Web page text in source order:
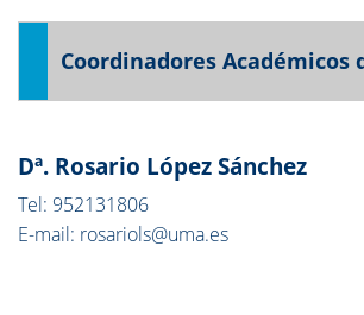
Coordinadores Académicos
Dª. Rosario López Sánchez
Tel: 952131806
E-mail: rosariols@uma.es